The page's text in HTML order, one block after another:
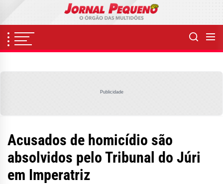
content
Publicidade
Acusados de homicídio são
absolvidos pelo Tribunal do Júri
em Imperatriz